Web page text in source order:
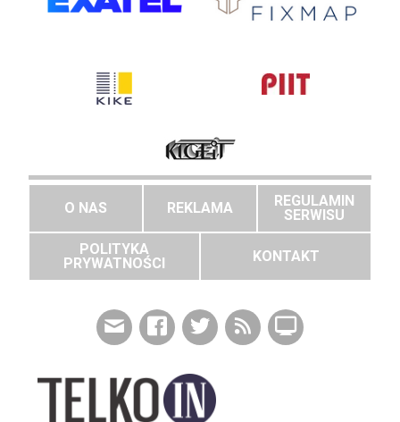
O NAS REKLAMA
REGULAMIN
SERWISU
POLITYKA
PRYWATNOŚCI
KONTAKT